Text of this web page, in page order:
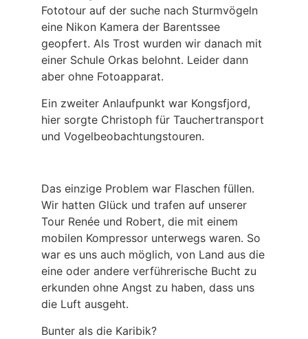
Fototour auf der suche nach Sturmvögeln
eine Nikon Kamera der Barentssee
geopfert. Als Trost wurden wir danach mit
einer Schule Orkas belohnt. Leider dann
aber ohne Fotoapparat.
Ein zweiter Anlaufpunkt war Kongsfjord,
hier sorgte Christoph für Tauchertransport
und Vogelbeobachtungstouren.
Das einzige Problem war Flaschen füllen.
Wir hatten Glück und trafen auf unserer
Tour Renée und Robert, die mit einem
mobilen Kompressor unterwegs waren. So
war es uns auch möglich, von Land aus die
eine oder andere verführerische Bucht zu
erkunden ohne Angst zu haben, dass uns
die Luft ausgeht.
Bunter als die Karibik?